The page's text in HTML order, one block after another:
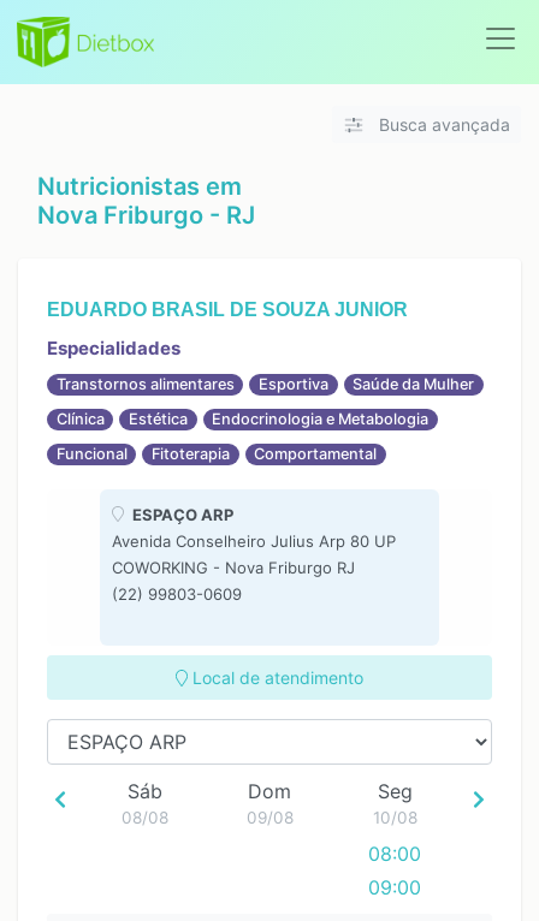
Busca avançada
Nutricionistas em
Nova Friburgo - RJ
EDUARDO BRASIL DE SOUZA JUNIOR
Especialidades
Transtornos alimentares Esportiva
Saúde da Mulher
Clínica
Estética
Endocrinologia e Metabologia
Funcional
Fitoterapia Comportamental
ESPAÇO ARP
Avenida Conselheiro Julius Arp 80 UP
COWORKING - Nova Friburgo RJ
(22) 99803-0609
Local de atendimento
Sáb
08/08
Dom
09/08
Seg
10/08
08:00
09:00